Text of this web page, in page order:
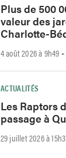
Plus de 500
valeur des
Charlotte-
4 août 2026 à 9h49
ACTUALITÉS
Les Raptors
passage à
29 juillet 2026 à